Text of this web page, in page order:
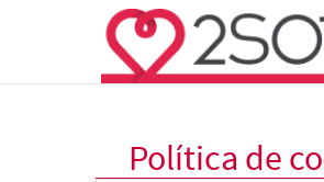
Política de